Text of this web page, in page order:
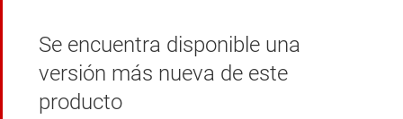
Se encuentra disponible una
versión más nueva de este
producto